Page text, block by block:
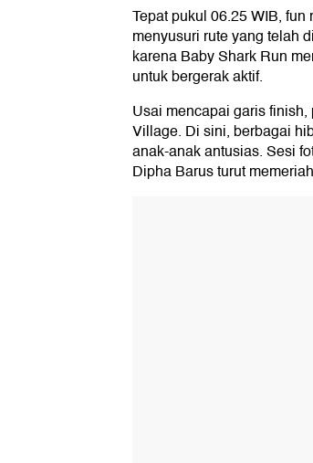
Tepat pukul 06.25 WIB,
menyusuri rute yang telah
karena Baby Shark Run
untuk bergerak aktif.
Usai mencapai garis
Village. Di sini, berbagai
anak-anak antusias. Sesi
Dipha Barus turut